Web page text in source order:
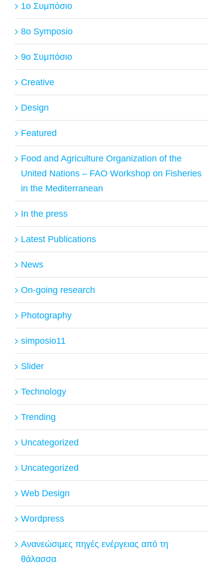
1ο Συμπόσιο
8o Symposio
9ο Συμπόσιο
Creative
Design
Featured
Food and Agriculture Organization of the
United Nations – FAO Workshop on Fisheries
in the Mediterranean
In the press
Latest Publications
News
On-going research
Photography
simposio11
Slider
Technology
Trending
Uncategorized
Uncategorized
Web Design
Wordpress
Ανανεώσιμες πηγές ενέργειας από τη
θάλασσα